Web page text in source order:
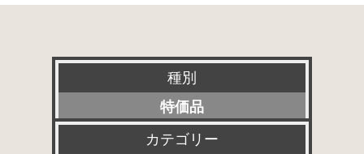
種別
特価品
新品
カテゴリー